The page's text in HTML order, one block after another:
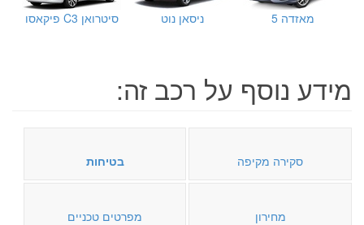
מאזדה 5 ניסאן נוט סיטרואן C3 פיקאסו
מידע נוסף על רכב זה:
סקירה מקיפה בטיחות
מחירון מפרטים טכניים